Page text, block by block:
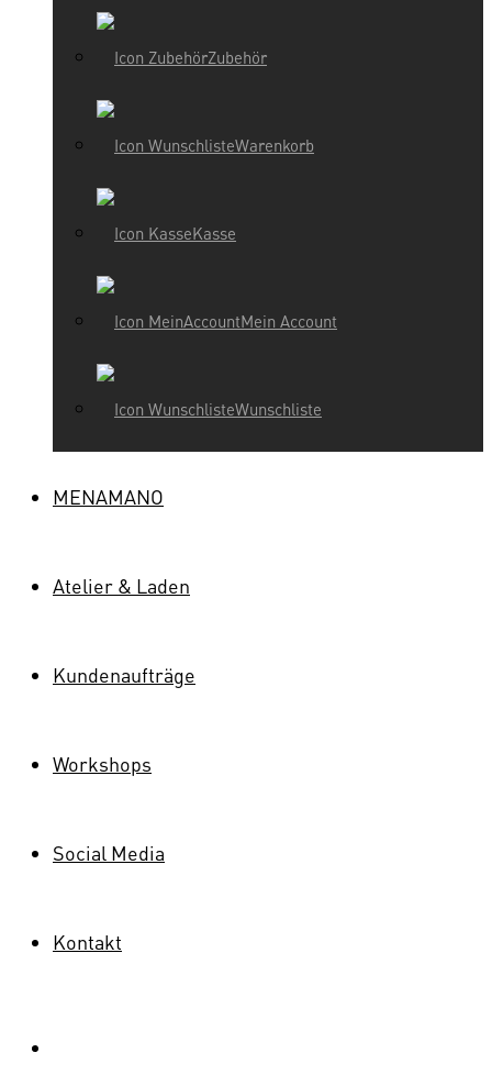
Zubehör
Warenkorb
Kasse
Mein Account
Wunschliste
MENAMANO
Atelier & Laden
Kundenaufträge
Workshops
Social Media
Kontakt